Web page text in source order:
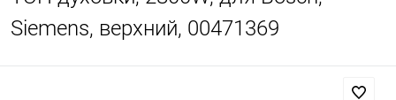
Siemens, верхний, 00471369